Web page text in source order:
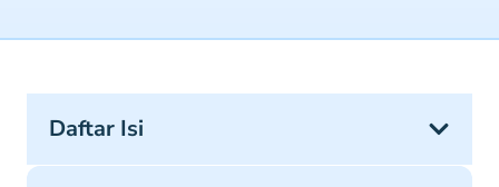
Daftar Isi